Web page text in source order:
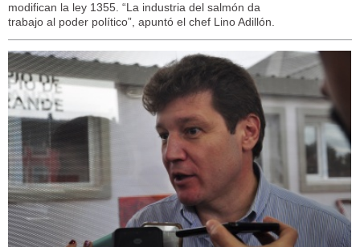
modifican la ley 1355. “La industria del salmón da
trabajo al poder político”, apuntó el chef Lino Adillón.